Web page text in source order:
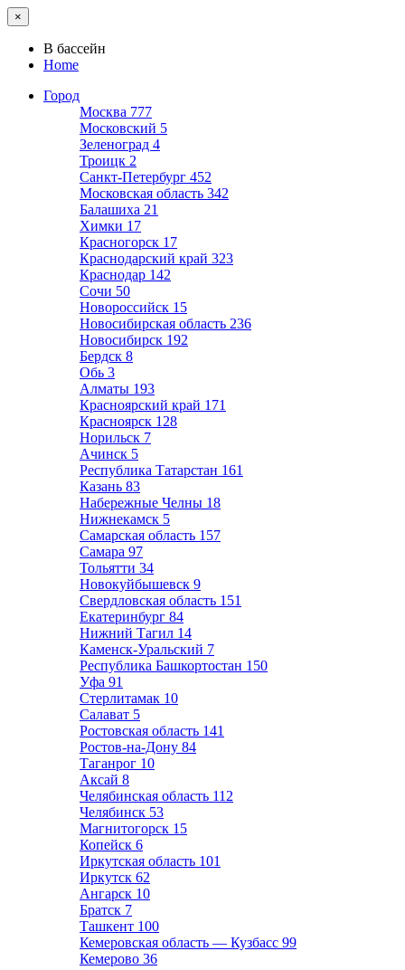
×
В бассейн
Home
Город
Москва 777
Московский 5
Зеленоград 4
Троицк 2
Санкт-Петербург 452
Московская область 342
Балашиха 21
Химки 17
Красногорск 17
Краснодарский край 323
Краснодар 142
Сочи 50
Новороссийск 15
Новосибирская область 236
Новосибирск 192
Бердск 8
Обь 3
Алматы 193
Красноярский край 171
Красноярск 128
Норильск 7
Ачинск 5
Республика Татарстан 161
Казань 83
Набережные Челны 18
Нижнекамск 5
Самарская область 157
Самара 97
Тольятти 34
Новокуйбышевск 9
Свердловская область 151
Екатеринбург 84
Нижний Тагил 14
Каменск-Уральский 7
Республика Башкортостан 150
Уфа 91
Стерлитамак 10
Салават 5
Ростовская область 141
Ростов-на-Дону 84
Таганрог 10
Аксай 8
Челябинская область 112
Челябинск 53
Магнитогорск 15
Копейск 6
Иркутская область 101
Иркутск 62
Ангарск 10
Братск 7
Ташкент 100
Кемеровская область — Кузбасс 99
Кемерово 36